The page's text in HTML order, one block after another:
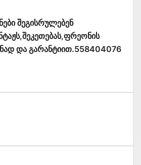
შეგისრულებენ
და გარანტიით.558404076